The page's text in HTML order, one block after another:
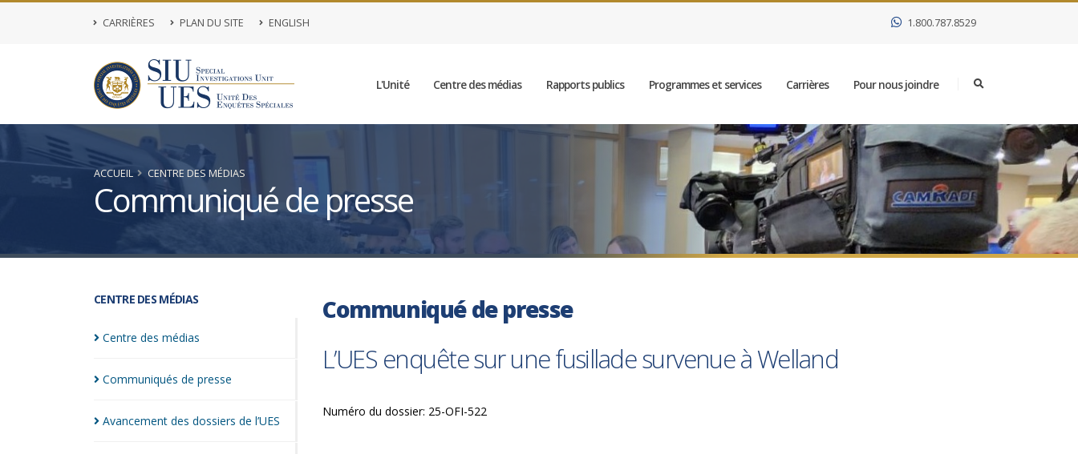
CARRIÈRES PLAN DU SITE ENGLISH 1.800.787.8529
L'Unité Centre des médias Rapports publics Programmes et services Carrières Pour nous joindre
ACCUEIL CENTRE DES MÉDIAS
Communiqué de presse
CENTRE DES MÉDIAS
Centre des médias
Communiqués de presse
Avancement des dossiers de l’UES
Communiqué de presse
L’UES enquête sur une fusillade survenue à Welland
Numéro du dossier: 25-OFI-522